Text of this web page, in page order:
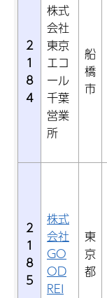
2
1
8
4
株式
会社
東京
エコ
ール
千葉
営業
所
船
橋
市
2
1
8
5
株式
会社
GO
OD
REI
東
京
都